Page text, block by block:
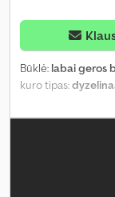
Būklė: labai geros
kuro tipas: